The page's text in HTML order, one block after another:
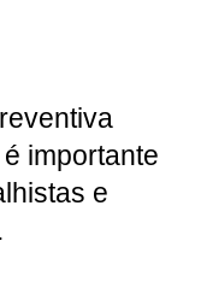
importante
e